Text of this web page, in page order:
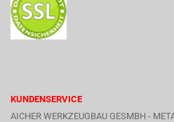
KUNDENSERVICE
AICHER WERKZEUGBAU GESMBH -